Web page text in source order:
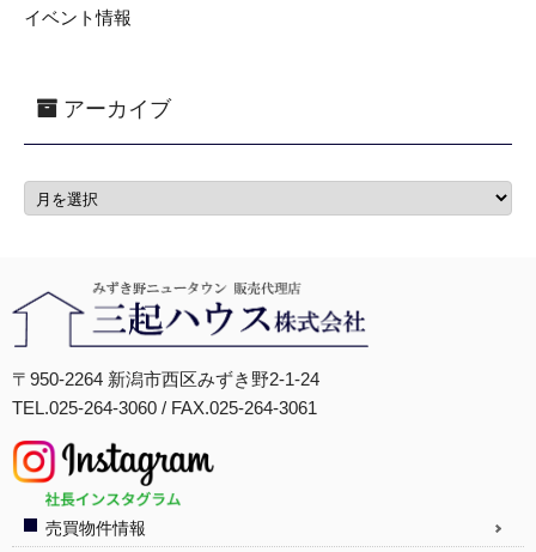
イベント情報
アーカイブ
〒950-2264 新潟市西区みずき野2-1-24
TEL.025-264-3060 / FAX.025-264-3061
売買物件情報